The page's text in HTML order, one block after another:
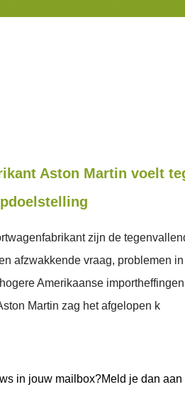
Aston Martin voelt
zijn de
afzwakkende vraag, problemen
Amerikaanse
Martin zag het afgelopen k
in jouw mailbox?Meld je dan aan